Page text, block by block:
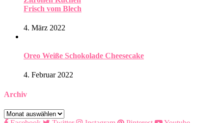
Frisch vom Blech
4. März 2022
Oreo Weiße Schokolade Cheesecake
4. Februar 2022
Archiv
Archiv